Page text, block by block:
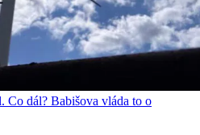
Co dál? Babišova vláda to o